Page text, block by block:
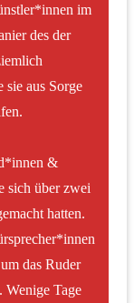
im
des der
sie aus Sorge
&
sich über zwei
hatten.
das Ruder
Wenige Tage